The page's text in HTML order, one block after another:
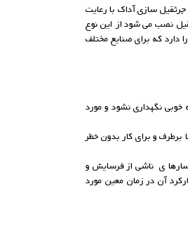
سازی آداک با رعایت
نصب می شود از این نوع
دارد که برای صنایع مختلف
خوبی نگهداری نشود و مورد
و برای کار بدون خطر
ی ناشی از فرسایش و
آن در زمان معین مورد